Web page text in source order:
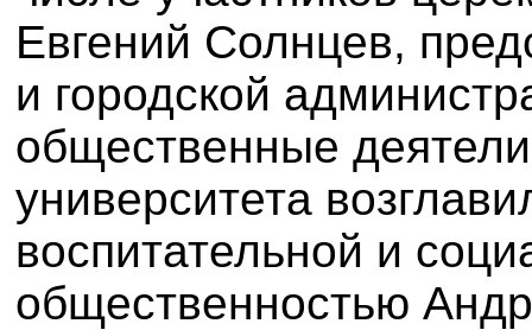
Евгений Солнцев,
и городской
общественные
университета
воспитательной и
общественностью